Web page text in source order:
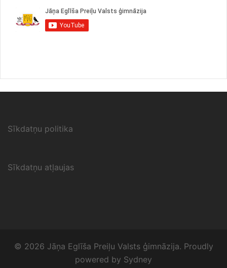
Sīkdatņu politika
Sīkdatņu atļaujas
© 2026 Jāņa Eglīša Preiļu Valsts ģimnāzija. Proudly
powered by Sydney